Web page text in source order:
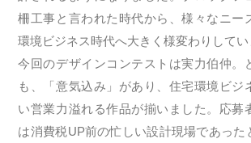
柵工事と言われた時代から、様々なニー
環境ビジネス時代へ大きく様変わりしてい
今回のデザインコンテストは実力伯仲。
も、「意気込み」があり、住宅環境ビジ
い営業力溢れる作品が揃いました。応募
は消費税UP前の忙しい設計現場であった